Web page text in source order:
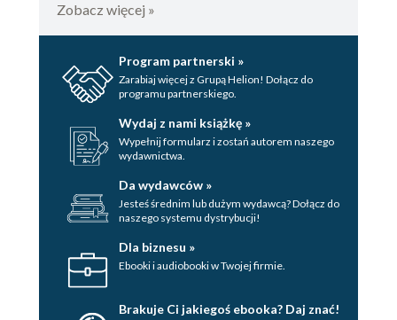
Zobacz więcej »
Program partnerski »
Zarabiaj więcej z Grupą Helion! Dołącz do
programu partnerskiego.
Wydaj z nami książkę »
Wypełnij formularz i zostań autorem naszego
wydawnictwa.
Da wydawców »
Jesteś średnim lub dużym wydawcą? Dołącz do
naszego systemu dystrybucji!
Dla biznesu »
Ebooki i audiobooki w Twojej firmie.
Brakuje Ci jakiegoś ebooka? Daj znać!